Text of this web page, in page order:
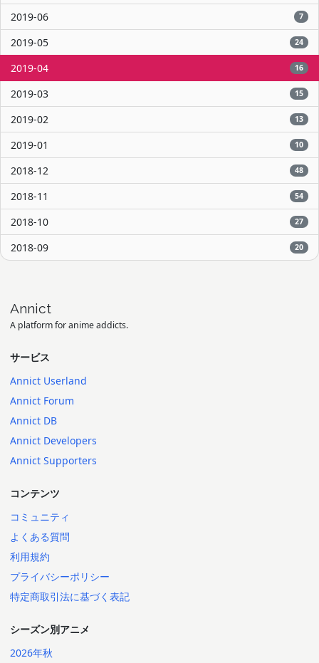
2019-06 7
2019-05 24
2019-04 16
2019-03 15
2019-02 13
2019-01 10
2018-12 48
2018-11 54
2018-10 27
2018-09 20
Annict
A platform for anime addicts.
サービス
Annict Userland
Annict Forum
Annict DB
Annict Developers
Annict Supporters
コンテンツ
コミュニティ
よくある質問
利用規約
プライバシーポリシー
特定商取引法に基づく表記
シーズン別アニメ
2026年秋